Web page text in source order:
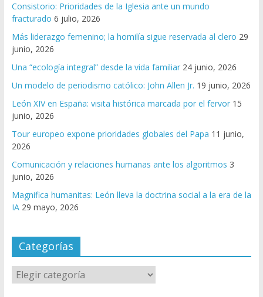
Consistorio: Prioridades de la Iglesia ante un mundo
fracturado 6 julio, 2026
Más liderazgo femenino; la homilía sigue reservada al clero 29
junio, 2026
Una “ecología integral” desde la vida familiar 24 junio, 2026
Un modelo de periodismo católico: John Allen Jr. 19 junio, 2026
León XIV en España: visita histórica marcada por el fervor 15
junio, 2026
Tour europeo expone prioridades globales del Papa 11 junio,
2026
Comunicación y relaciones humanas ante los algoritmos 3
junio, 2026
Magnifica humanitas: León lleva la doctrina social a la era de la
IA 29 mayo, 2026
Categorías